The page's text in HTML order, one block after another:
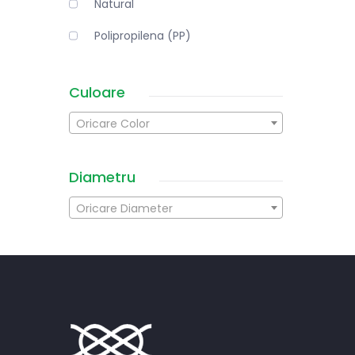
Natural
Polipropilena (PP)
Culoare
Oricare Color
Diametru
Oricare Diameter